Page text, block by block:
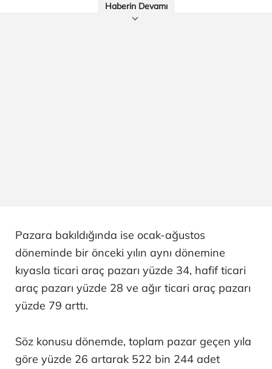
Haberin Devamı
Pazara bakıldığında ise ocak-ağustos
döneminde bir önceki yılın aynı dönemine
kıyasla ticari araç pazarı yüzde 34, hafif ticari
araç pazarı yüzde 28 ve ağır ticari araç pazarı
yüzde 79 arttı.
Söz konusu dönemde, toplam pazar geçen yıla
göre yüzde 26 artarak 522 bin 244 adet